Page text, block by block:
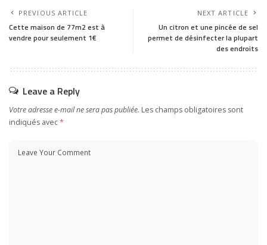
PREVIOUS ARTICLE
Cette maison de 77m2 est à
vendre pour seulement 1€
NEXT ARTICLE
Un citron et une pincée de sel
permet de désinfecter la plupart
des endroits
Leave a Reply
Votre adresse e-mail ne sera pas publiée. Les champs obligatoires sont
indiqués avec*